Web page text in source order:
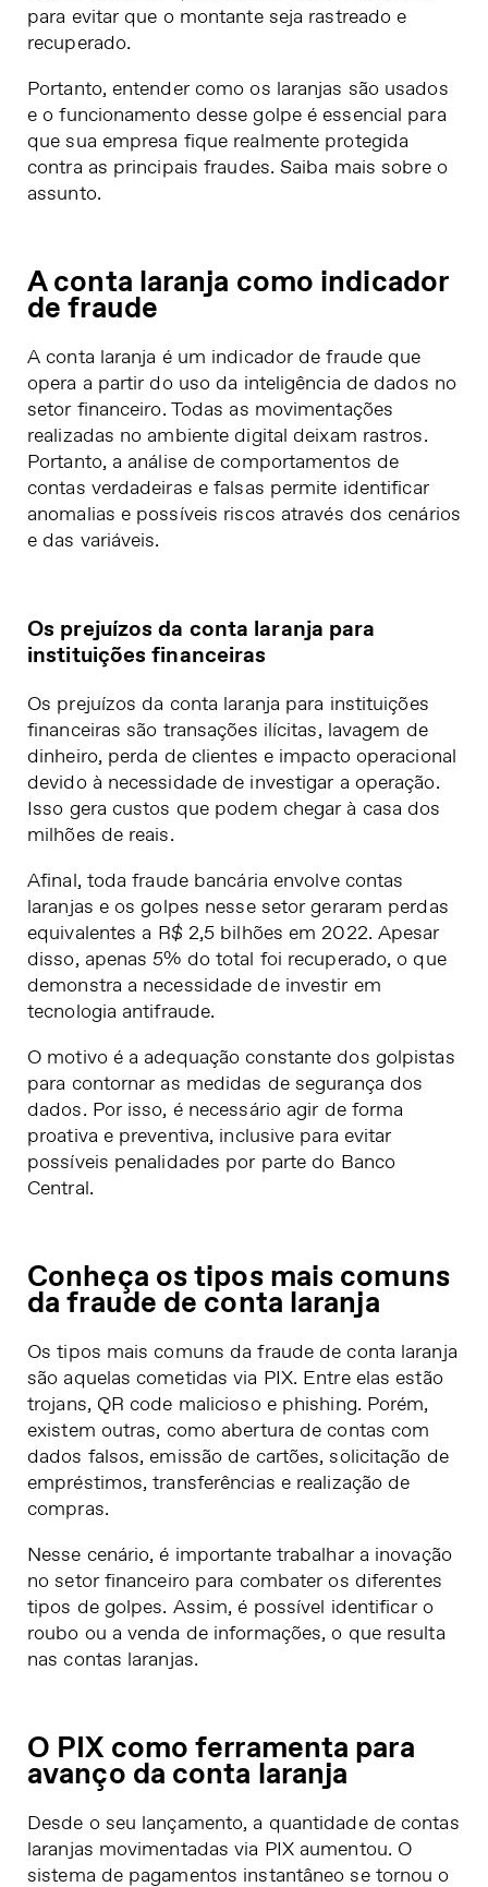
para evitar que o montante seja rastreado e
recuperado.
Portanto, entender como os laranjas são usados
e o funcionamento desse golpe é essencial para
que sua empresa fique realmente protegida
contra as principais fraudes. Saiba mais sobre o
assunto.
A conta laranja como indicador
de fraude
A conta laranja é um indicador de fraude que
opera a partir do uso da inteligência de dados no
setor financeiro. Todas as movimentações
realizadas no ambiente digital deixam rastros.
Portanto, a análise de comportamentos de
contas verdadeiras e falsas permite identificar
anomalias e possíveis riscos através dos cenários
e das variáveis.
Os prejuízos da conta laranja para
instituições financeiras
Os prejuízos da conta laranja para instituições
financeiras são transações ilícitas, lavagem de
dinheiro, perda de clientes e impacto operacional
devido à necessidade de investigar a operação.
Isso gera custos que podem chegar à casa dos
milhões de reais.
Afinal, toda fraude bancária envolve contas
laranjas e os golpes nesse setor geraram perdas
equivalentes a R$ 2,5 bilhões em 2022. Apesar
disso, apenas 5% do total foi recuperado, o que
demonstra a necessidade de investir em
tecnologia antifraude.
O motivo é a adequação constante dos golpistas
para contornar as medidas de segurança dos
dados. Por isso, é necessário agir de forma
proativa e preventiva, inclusive para evitar
possíveis penalidades por parte do Banco
Central.
Conheça os tipos mais comuns
da fraude de conta laranja
Os tipos mais comuns da fraude de conta laranja
são aquelas cometidas via PIX. Entre elas estão
trojans, QR code malicioso e phishing. Porém,
existem outras, como abertura de contas com
dados falsos, emissão de cartões, solicitação de
empréstimos, transferências e realização de
compras.
Nesse cenário, é importante trabalhar a inovação
no setor financeiropara combater os diferentes
tipos de golpes. Assim, é possível identificar o
roubo ou a venda de informações, o que resulta
nas contas laranjas.
O PIX como ferramenta para
avanço da conta laranja
Desde o seu lançamento, a quantidade de contas
laranjas movimentadas via PIX aumentou. O
sistema de pagamentos instantâneo se tornou o